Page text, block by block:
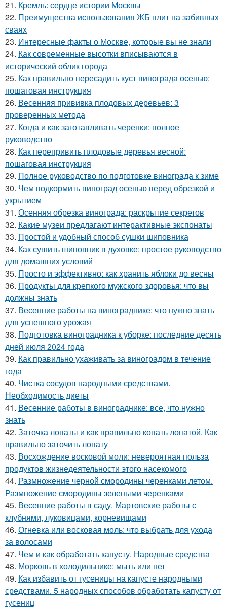
21. Кремль: сердце истории Москвы
22. Преимущества использования ЖБ плит на забивных
сваях
23. Интересные факты о Москве, которые вы не знали
24. Как современные высотки вписываются в
исторический облик города
25. Как правильно пересадить куст винограда осенью:
пошаговая инструкция
26. Весенняя прививка плодовых деревьев: 3
проверенных метода
27. Когда и как заготавливать черенки: полное
руководство
28. Как перепривить плодовые деревья весной:
пошаговая инструкция
29. Полное руководство по подготовке винограда к зиме
30. Чем подкормить виноград осенью перед обрезкой и
укрытием
31. Осенняя обрезка винограда: раскрытие секретов
32. Какие музеи предлагают интерактивные экспонаты
33. Простой и удобный способ сушки шиповника
34. Как сушить шиповник в духовке: простое руководство
для домашних условий
35. Просто и эффективно: как хранить яблоки до весны
36. Продукты для крепкого мужского здоровья: что вы
должны знать
37. Весенние работы на винограднике: что нужно знать
для успешного урожая
38. Подготовка виноградника к уборке: последние десять
дней июля 2024 года
39. Как правильно ухаживать за виноградом в течение
года
40. Чистка сосудов народными средствами.
Необходимость диеты
41. Весенние работы в винограднике: все, что нужно
знать
42. Заточка лопаты и как правильно копать лопатой. Как
правильно заточить лопату
43. Восхождение восковой моли: невероятная польза
продуктов жизнедеятельности этого насекомого
44. Размножение черной смородины черенками летом.
Размножение смородины зелеными черенками
45. Весенние работы в саду. Мартовские работы с
клубнями, луковицами, корневищами
46. Огневка или восковая моль: что выбрать для ухода
за волосами
47. Чем и как обработать капусту. Народные средства
48. Морковь в холодильнике: мыть или нет
49. Как избавить от гусеницы на капусте народными
средствами. 5 народных способов обработать капусту от
гусениц